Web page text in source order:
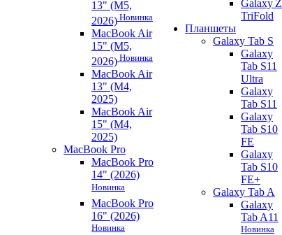
13" (M5,
2026) Новинка
MacBook Air
15" (M5,
2026) Новинка
MacBook Air
13" (M4,
2025)
MacBook Air
15" (M4,
2025)
MacBook Pro
MacBook Pro
14" (2026)
Новинка
MacBook Pro
16" (2026)
Новинка
Galaxy Z
TriFold
Планшеты
Galaxy Tab S
Galaxy
Tab S11
Ultra
Galaxy
Tab S11
Galaxy
Tab S10
FE
Galaxy
Tab S10
FE+
Galaxy Tab A
Galaxy
Tab A11
Новинка